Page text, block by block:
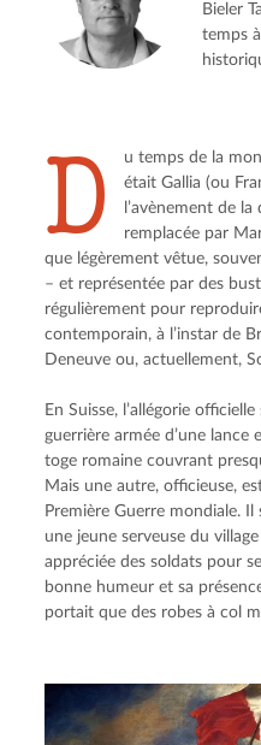
Bieler
temps
D
u temps de la
était Gallia (ou
l’avènement de
remplacée par
que légèrement vêtue,
– et représentée par des
régulièrement pour
contemporain, à l’instar de
Deneuve ou, actuellement,
En Suisse, l’allégorie officielle
guerrière armée d’une lance
toge romaine couvrant
Mais une autre, officieuse,
Première Guerre mondiale.
une jeune serveuse du
appréciée des soldats pour
bonne humeur et sa
portait que des robes à col